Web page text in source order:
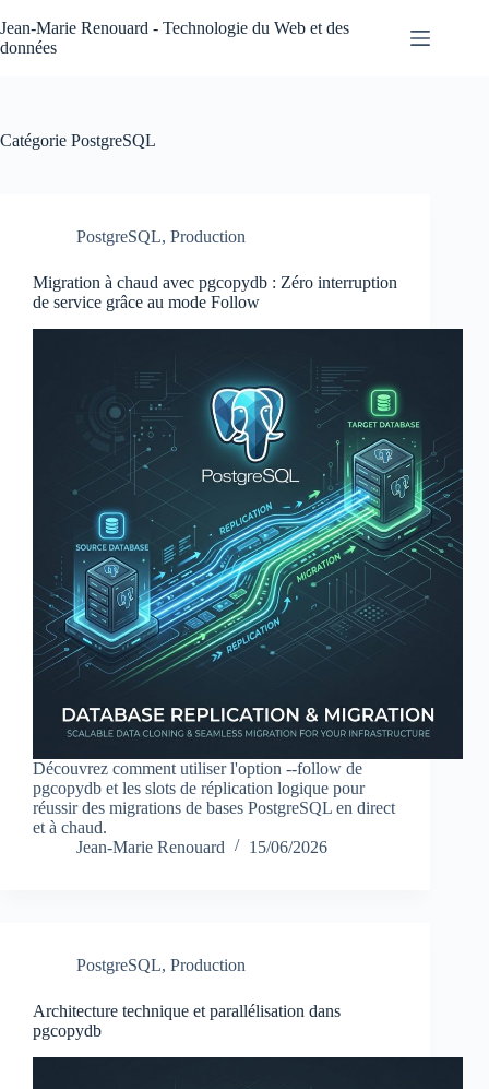
au
contenu
Jean-Marie Renouard - Technologie du Web et des
données
Catégorie PostgreSQL
PostgreSQL, Production
Migration à chaud avec pgcopydb : Zéro interruption
de service grâce au mode Follow
Découvrez comment utiliser l'option --follow de
pgcopydb et les slots de réplication logique pour
réussir des migrations de bases PostgreSQL en direct
et à chaud.
Jean-Marie Renouard
15/06/2026
PostgreSQL, Production
Architecture technique et parallélisation dans
pgcopydb